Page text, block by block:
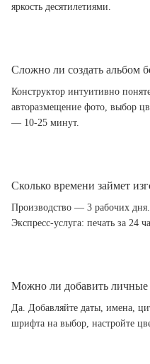
яркость десятилетиями.
Сложно ли создать альбом
Конструктор интуитивно
авторазмещение фото, выбор
— 10-25 минут.
Сколько времени займет
Производство — 3 рабочих
Экспресс-услуга: печать за 24
Можно ли добавить личные
Да. Добавляйте даты, имена,
шрифта на выбор, настройте